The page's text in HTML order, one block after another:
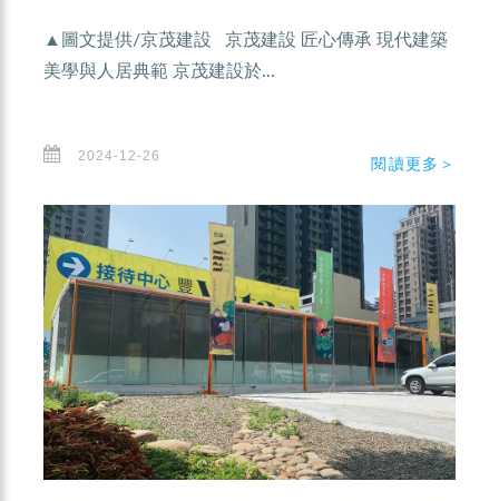
▲圖文提供/京茂建設 京茂建設 匠心傳承 現代建築
美學與人居典範 京茂建設於...
2024-12-26 閱讀更多＞